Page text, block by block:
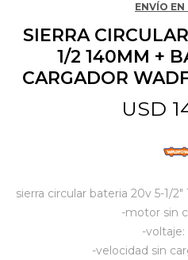
ENVÍO EN
SIERRA
1/2 140MM +
CARGADOR
USD
sierra circular bateria 20v 5-1/
-motor sin
-voltaje:
-velocidad sin
Mascotas
Juguetes y artículos para